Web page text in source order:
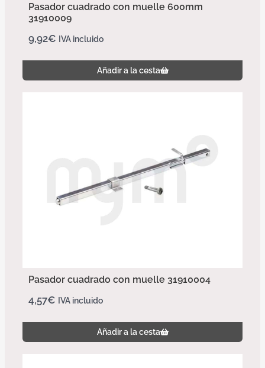
Pasador cuadrado con muelle 600mm
31910009
9,92€ IVA incluido
Añadir a la cesta
Pasador cuadrado con muelle 31910004
4,57€ IVA incluido
Añadir a la cesta